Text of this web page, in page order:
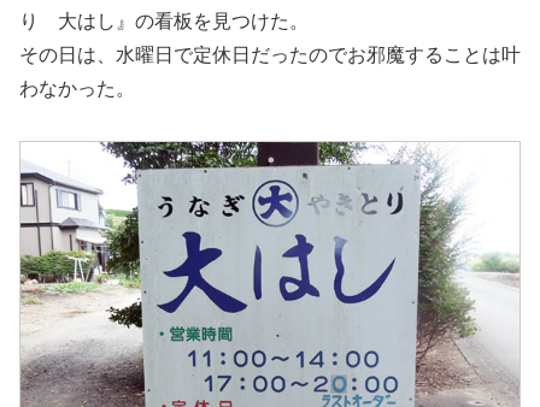
り 大はし』の看板を見つけた。
その日は、水曜日で定休日だったのでお邪魔することは叶
わなかった。